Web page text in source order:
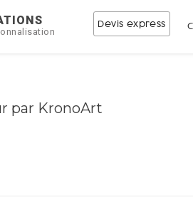
Devis express
par KronoArt